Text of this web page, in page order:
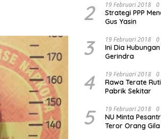
2 19 Februari 2018 0
Strategi PPP
Gus Yasin
3 19 Februari 2018 0
Ini Dia
Gerindra
4 19 Februari 2018 0
Rawa Terate
Pabrik Sekitar
5 19 Februari 2018 0
NU Minta
Teror Orang Gila